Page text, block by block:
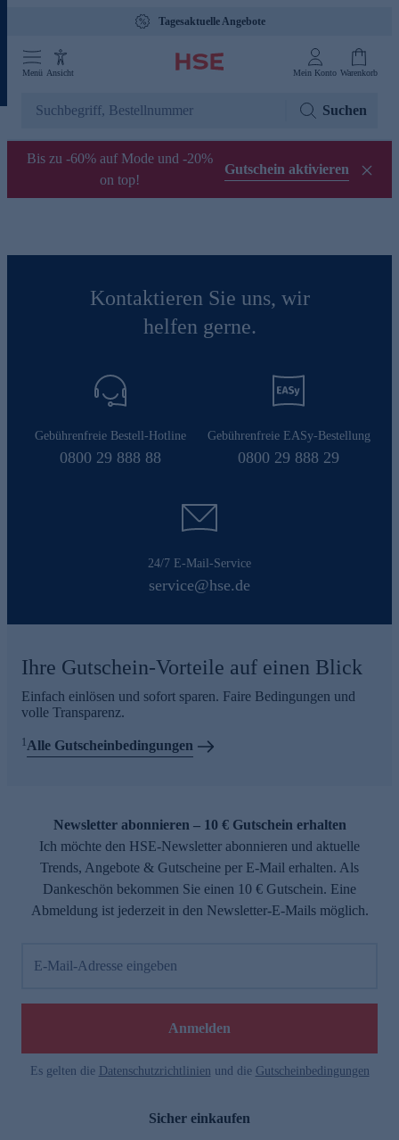
Tagesaktuelle Angebote
Menü Ansicht Mein Konto Warenkorb
Suchen
Bis zu -60% auf Mode und -20%
on top!
Gutschein aktivieren
Kontaktieren Sie uns, wir
helfen gerne.
Gebührenfreie Bestell-Hotline
0800 29 888 88
Gebührenfreie EASy-Bestellung
0800 29 888 29
24/7 E-Mail-Service
service@hse.de
Ihre Gutschein-Vorteile auf einen Blick
Einfach einlösen und sofort sparen. Faire Bedingungen und
volle Transparenz.
1Alle Gutscheinbedingungen
Newsletter abonnieren – 10 € Gutschein erhalten
Ich möchte den HSE-Newsletter abonnieren und aktuelle
Trends, Angebote & Gutscheine per E-Mail erhalten. Als
Dankeschön bekommen Sie einen 10 € Gutschein. Eine
Abmeldung ist jederzeit in den Newsletter-E-Mails möglich.
E-Mail-Adresse eingeben
Anmelden
Es gelten die Datenschutzrichtlinien und die Gutscheinbedingungen
Sicher einkaufen